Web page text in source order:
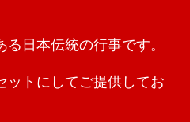
日本伝統の行事です。
ットにしてご提供してお